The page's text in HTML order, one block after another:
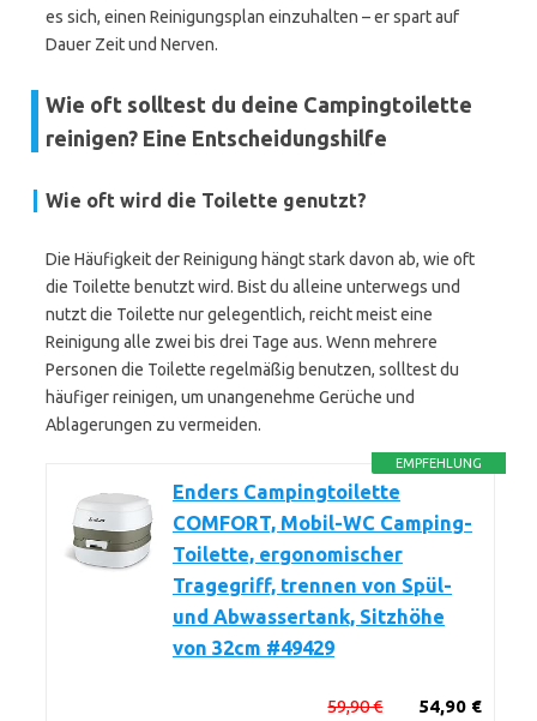
es sich, einen Reinigungsplan einzuhalten – er spart auf
Dauer Zeit und Nerven.
Wie oft solltest du deine Campingtoilette
reinigen? Eine Entscheidungshilfe
Wie oft wird die Toilette genutzt?
Die Häufigkeit der Reinigung hängt stark davon ab, wie oft
die Toilette benutzt wird. Bist du alleine unterwegs und
nutzt die Toilette nur gelegentlich, reicht meist eine
Reinigung alle zwei bis drei Tage aus. Wenn mehrere
Personen die Toilette regelmäßig benutzen, solltest du
häufiger reinigen, um unangenehme Gerüche und
Ablagerungen zu vermeiden.
EMPFEHLUNG
Enders Campingtoilette
COMFORT, Mobil-WC Camping-
Toilette, ergonomischer
Tragegriff, trennen von Spül-
und Abwassertank, Sitzhöhe
von 32cm #49429
54,90 €
59,90 €